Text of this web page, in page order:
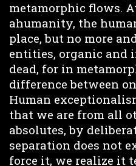
metamorphic flows.
ahumanity, the
place, but no more
entities, organic and
dead, for in
difference between
Human
that we are from all
absolutes, by
separation does not
force it, we realize it